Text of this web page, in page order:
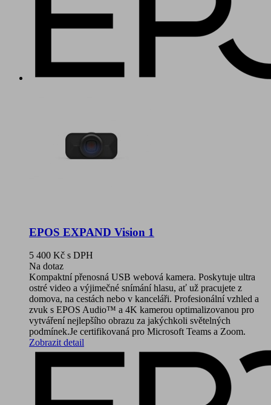
EPOS EXPAND Vision 1
5 400 Kč s DPH
Na dotaz
Kompaktní přenosná USB webová kamera. Poskytuje ultra
ostré video a výjimečné snímání hlasu, ať už pracujete z
domova, na cestách nebo v kanceláři. Profesionální vzhled a
zvuk s EPOS Audio™ a 4K kamerou optimalizovanou pro
vytváření nejlepšího obrazu za jakýchkoli světelných
podmínek.Je certifikovaná pro Microsoft Teams a Zoom.
Zobrazit detail